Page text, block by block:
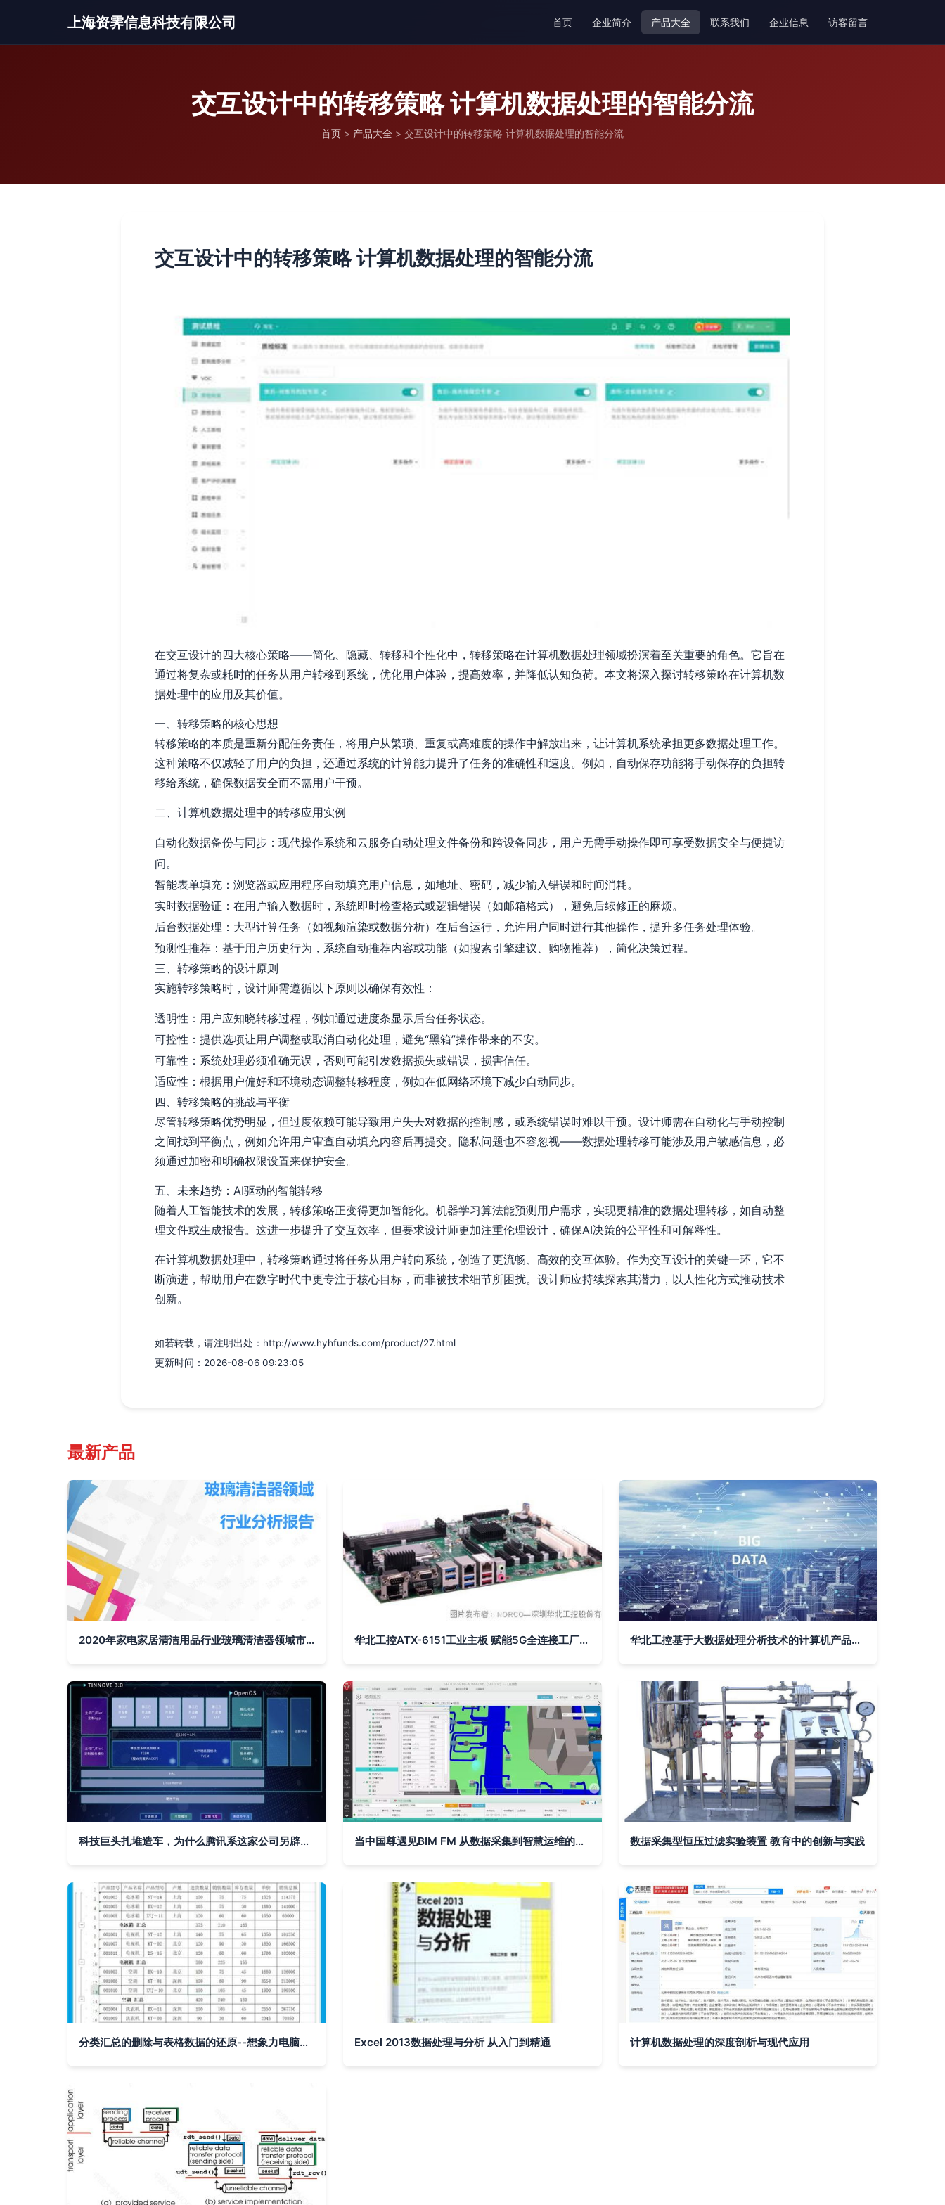
上海资霁信息科技有限公司 首页 企业简介 产品大全 联系我们 企业信息 访客留言
交互设计中的转移策略 计算机数据处理的智能分流
首页 > 产品大全 > 交互设计中的转移策略 计算机数据处理的智能分流
交互设计中的转移策略 计算机数据处理的智能分流
在交互设计的四大核心策略——简化、隐藏、转移和个性化中，转移策略在计算机数据处理领域扮演着至关重要的角色。它旨在
通过将复杂或耗时的任务从用户转移到系统，优化用户体验，提高效率，并降低认知负荷。本文将深入探讨转移策略在计算机数
据处理中的应用及其价值。
一、转移策略的核心思想
转移策略的本质是重新分配任务责任，将用户从繁琐、重复或高难度的操作中解放出来，让计算机系统承担更多数据处理工作。
这种策略不仅减轻了用户的负担，还通过系统的计算能力提升了任务的准确性和速度。例如，自动保存功能将手动保存的负担转
移给系统，确保数据安全而不需用户干预。
二、计算机数据处理中的转移应用实例
自动化数据备份与同步：现代操作系统和云服务自动处理文件备份和跨设备同步，用户无需手动操作即可享受数据安全与便捷访
问。
智能表单填充：浏览器或应用程序自动填充用户信息，如地址、密码，减少输入错误和时间消耗。
实时数据验证：在用户输入数据时，系统即时检查格式或逻辑错误（如邮箱格式），避免后续修正的麻烦。
后台数据处理：大型计算任务（如视频渲染或数据分析）在后台运行，允许用户同时进行其他操作，提升多任务处理体验。
预测性推荐：基于用户历史行为，系统自动推荐内容或功能（如搜索引擎建议、购物推荐），简化决策过程。
三、转移策略的设计原则
实施转移策略时，设计师需遵循以下原则以确保有效性：
透明性：用户应知晓转移过程，例如通过进度条显示后台任务状态。
可控性：提供选项让用户调整或取消自动化处理，避免“黑箱”操作带来的不安。
可靠性：系统处理必须准确无误，否则可能引发数据损失或错误，损害信任。
适应性：根据用户偏好和环境动态调整转移程度，例如在低网络环境下减少自动同步。
四、转移策略的挑战与平衡
尽管转移策略优势明显，但过度依赖可能导致用户失去对数据的控制感，或系统错误时难以干预。设计师需在自动化与手动控制
之间找到平衡点，例如允许用户审查自动填充内容后再提交。隐私问题也不容忽视——数据处理转移可能涉及用户敏感信息，必
须通过加密和明确权限设置来保护安全。
五、未来趋势：AI驱动的智能转移
随着人工智能技术的发展，转移策略正变得更加智能化。机器学习算法能预测用户需求，实现更精准的数据处理转移，如自动整
理文件或生成报告。这进一步提升了交互效率，但要求设计师更加注重伦理设计，确保AI决策的公平性和可解释性。
在计算机数据处理中，转移策略通过将任务从用户转向系统，创造了更流畅、高效的交互体验。作为交互设计的关键一环，它不
断演进，帮助用户在数字时代中更专注于核心目标，而非被技术细节所困扰。设计师应持续探索其潜力，以人性化方式推动技术
创新。
如若转载，请注明出处：http://www.hyhfunds.com/product/27.html
更新时间：2026-08-06 09:23:05
最新产品
2020年家电家居清洁用品行业玻璃清洁器领域市场分析报告 基于计算机数据的处理洞察 华北工控ATX-6151工业主板 赋能5G全连接工厂的数据处理核心 华北工控基于大数据处理分析技术的计算机产品方案
科技巨头扎堆造车，为什么腾讯系这家公司另辟蹊径立足数据处理 当中国尊遇见BIM FM 从数据采集到智慧运维的未来范式 数据采集型恒压过滤实验装置 教育中的创新与实践
分类汇总的删除与表格数据的还原--想象力电脑应用 计算机数据处理 Excel 2013数据处理与分析 从入门到精通 计算机数据处理的深度剖析与现代应用